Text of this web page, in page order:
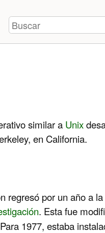
de
usuario
Buscar
similar a Unix
en California.
regresó por un año a
. Esta fue
1977, estaba